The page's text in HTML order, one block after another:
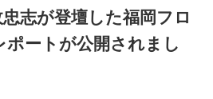
志が登壇した福岡フロ
ートが公開されまし